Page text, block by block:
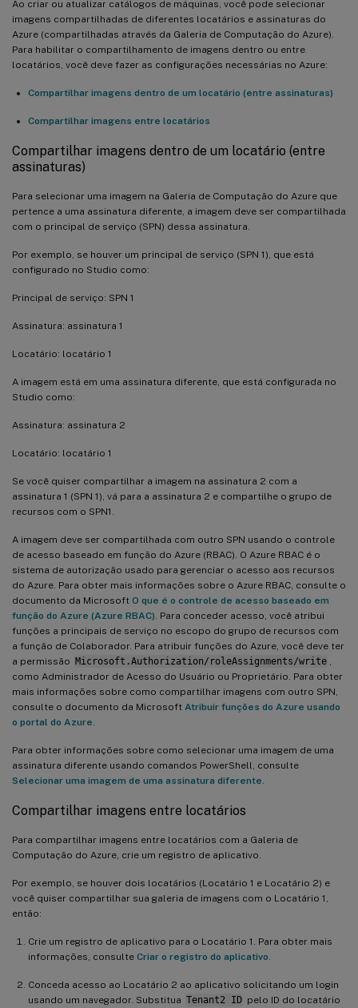
Ao criar ou atualizar catálogos de máquinas, você pode selecionar
imagens compartilhadas de diferentes locatários e assinaturas do
Azure (compartilhadas através da Galeria de Computação do Azure).
Para habilitar o compartilhamento de imagens dentro ou entre
locatários, você deve fazer as configurações necessárias no Azure:
Compartilhar imagens dentro de um locatário (entre assinaturas)
Compartilhar imagens entre locatários
Compartilhar imagens dentro de um locatário (entre
assinaturas)
Para selecionar uma imagem na Galeria de Computação do Azure que
pertence a uma assinatura diferente, a imagem deve ser compartilhada
com o principal de serviço (SPN) dessa assinatura.
Por exemplo, se houver um principal de serviço (SPN 1), que está
configurado no Studio como:
Principal de serviço: SPN 1
Assinatura: assinatura 1
Locatário: locatário 1
A imagem está em uma assinatura diferente, que está configurada no
Studio como:
Assinatura: assinatura 2
Locatário: locatário 1
Se você quiser compartilhar a imagem na assinatura 2 com a
assinatura 1 (SPN 1), vá para a assinatura 2 e compartilhe o grupo de
recursos com o SPN1.
A imagem deve ser compartilhada com outro SPN usando o controle
de acesso baseado em função do Azure (RBAC). O Azure RBAC é o
sistema de autorização usado para gerenciar o acesso aos recursos
do Azure. Para obter mais informações sobre o Azure RBAC, consulte o
documento da Microsoft O que é o controle de acesso baseado em
função do Azure (Azure RBAC) . Para conceder acesso, você atribui
funções a principais de serviço no escopo do grupo de recursos com
a função de Colaborador. Para atribuir funções do Azure, você deve ter
a permissão Microsoft.Authorization/roleAssignments/write
como Administrador de Acesso do Usuário ou Proprietário. Para obter
mais informações sobre como compartilhar imagens com outro SPN,
consulte o documento da Microsoft Atribuir funções do Azure usando
o portal do Azure
Para obter informações sobre como selecionar uma imagem de uma
assinatura diferente usando comandos PowerShell, consulte
Selecionar uma imagem de uma assinatura diferente
Compartilhar imagens entre locatários
Para compartilhar imagens entre locatários com a Galeria de
Computação do Azure, crie um registro de aplicativo.
Por exemplo, se houver dois locatários (Locatário 1 e Locatário 2) e
você quiser compartilhar sua galeria de imagens com o Locatário 1,
então:
Crie um registro de aplicativo para o Locatário 1. Para obter mais
informações, consulte Criar o registro do aplicativo
Conceda acesso ao Locatário 2 ao aplicativo solicitando um login
usando um navegador. Substitua Tenant2 ID pelo ID do locatário